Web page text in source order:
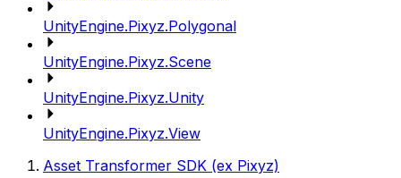
UnityEngine.Pixyz.Polygonal
UnityEngine.Pixyz.Scene
UnityEngine.Pixyz.Unity
UnityEngine.Pixyz.View
Asset Transformer SDK (ex Pixyz)